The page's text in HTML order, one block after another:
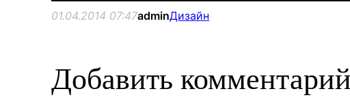
01.04.2014 07:47adminДизайн
Добавить комментарий